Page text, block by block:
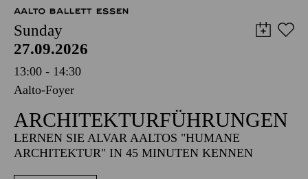
AALTO BALLETT ESSEN
Sunday
27.09.2026
13:00 - 14:30
Aalto-Foyer
ARCHITEKTUR­FÜHRUNGEN
LERNEN SIE ALVAR AALTOS "HUMANE
ARCHITEKTUR" IN 45 MINUTEN KENNEN